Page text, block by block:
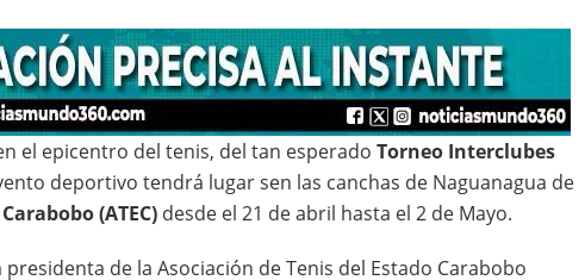
el epicentro del tenis, del tan esperado Torneo Interclubes
deportivo tendrá lugar sen las canchas de Naguanagua de
(ATEC) desde el 21 de abril hasta el 2 de Mayo.
de la Asociación de Tenis del Estado Carabobo